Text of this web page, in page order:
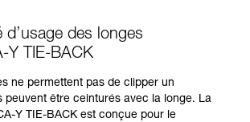
d’usage des longes
Y TIE-BACK
ne permettent pas de clipper un
peuvent être ceinturés avec la longe. La
Y TIE-BACK est conçue pour le